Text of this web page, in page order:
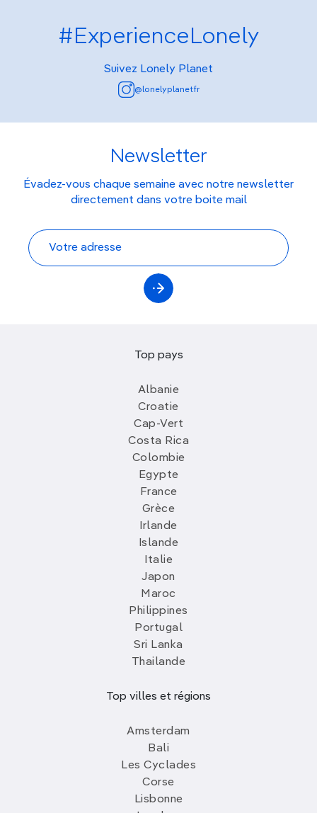
#ExperienceLonely
Suivez Lonely Planet
@lonelyplanetfr
Newsletter
Évadez-vous chaque semaine avec notre newsletter
directement dans votre boite mail
Top pays
Albanie
Croatie
Cap-Vert
Costa Rica
Colombie
Egypte
France
Grèce
Irlande
Islande
Italie
Japon
Maroc
Philippines
Portugal
Sri Lanka
Thailande
Top villes et régions
Amsterdam
Bali
Les Cyclades
Corse
Lisbonne